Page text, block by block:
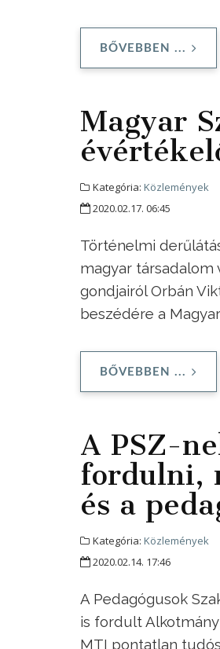
BŐVEBBEN ...
Magyar
Kategória: Közlemények
2020.02.17. 06:45
Történelmi
magyar
gondjairól Orbán
beszédére a
BŐVEBBEN ...
A PSZ-
fordulni,
és a
Kategória: Közlemények
2020.02.14. 17:46
A Pedagógusok
is fordult
MTI pontatlan